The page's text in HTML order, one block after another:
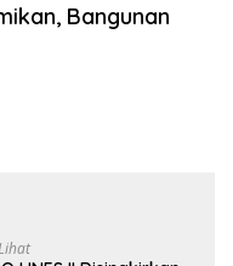
Bangunan